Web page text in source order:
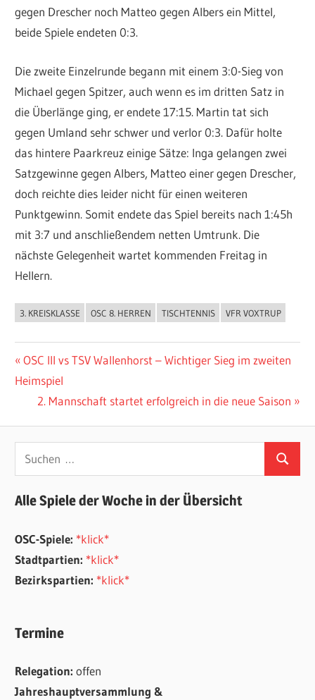
gegen Drescher noch Matteo gegen Albers ein Mittel,
beide Spiele endeten 0:3.
Die zweite Einzelrunde begann mit einem 3:0-Sieg von
Michael gegen Spitzer, auch wenn es im dritten Satz in
die Überlänge ging, er endete 17:15. Martin tat sich
gegen Umland sehr schwer und verlor 0:3. Dafür holte
das hintere Paarkreuz einige Sätze: Inga gelangen zwei
Satzgewinne gegen Albers, Matteo einer gegen Drescher,
doch reichte dies leider nicht für einen weiteren
Punktgewinn. Somit endete das Spiel bereits nach 1:45h
mit 3:7 und anschließendem netten Umtrunk. Die
nächste Gelegenheit wartet kommenden Freitag in
Hellern.
ALLGEMEIN
3. KREISKLASSE OSC 8. HERREN TISCHTENNIS VFR VOXTRUP
Beitragsnavigation
Vorheriger
Beitrag:
OSC III vs TSV Wallenhorst – Wichtiger Sieg im zweiten
Heimspiel
Nächster
2. Mannschaft startet erfolgreich in die neue Saison
Suchen
nach:
Suchen
Alle Spiele der Woche in der Übersicht
OSC-Spiele: *klick*
Stadtpartien: *klick*
Bezirkspartien: *klick*
Termine
Relegation:offen
Jahreshauptversammlung &